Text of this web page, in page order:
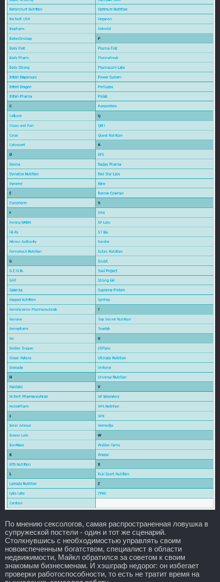
По мнению сексологов, самая распространенная ловушка в
супружеской постели - один и тот же сценарий.
Столкнувшись с необходимостью управлять своим
новоиспеченным богатством, специалист в области
недвижимости, Майкл обратился за советом к своим
знакомым бизнесменам. И хэшграф недорог: он избегает
проверки работоспособности, то есть не тратит время на